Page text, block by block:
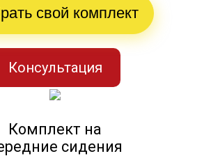
свой комплект
Консультация
Комплект на
сидения